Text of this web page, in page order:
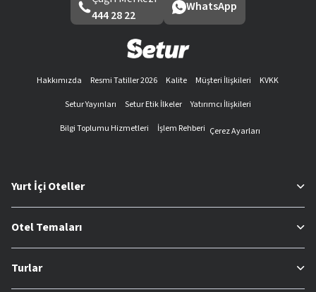
444 28 22
WhatsApp
Hakkımızda Resmi Tatiller 2026 Kalite Müşteri İlişkileri
KVKK
Setur Yayınları
Setur Etik İlkeler
Yatırımcı İlişkileri
Bilgi Toplumu Hizmetleri
İşlem Rehberi Çerez Ayarları
Yurt İçi Oteller
Otel Temaları
Turlar